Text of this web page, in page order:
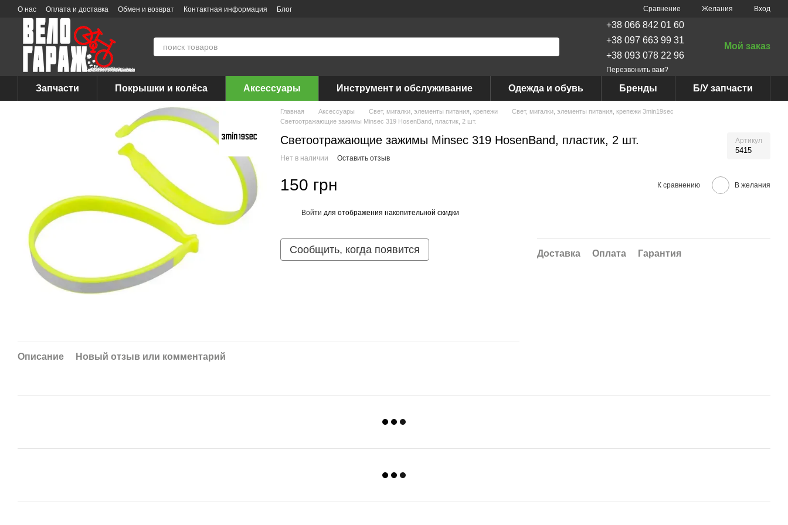
Перейти к основному контенту
О нас Оплата и доставка Обмен и возврат Контактная информация Блог Сравнение Желания Вход
+38 066 842 01 60
+38 097 663 99 31
+38 093 078 22 96
Перезвонить вам?
Мой заказ
Запчасти Покрышки и колёса Аксессуары Инструмент и обслуживание Одежда и обувь Бренды Б/У запчасти
Главная Аксессуары Свет, мигалки, элементы питания, крепежи
Свет, мигалки, элементы питания, крепежи 3min19sec
Светоотражающие зажимы Minsec 319 HosenBand, пластик, 2 шт.
Светоотражающие зажимы Minsec 319 HosenBand, пластик, 2 шт. Артикул
5415
Нет в наличии Оставить отзыв
150 грн К сравнению В желания
Войти для отображения накопительной скидки
Сообщить, когда появится Доставка Оплата Гарантия
Описание Новый отзыв или комментарий